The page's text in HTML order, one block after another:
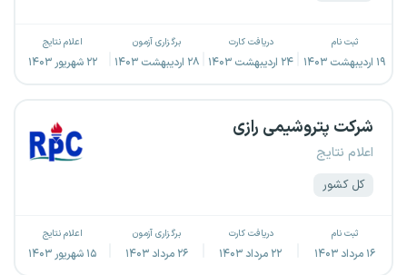
ثبت نام
۱۹ اردیبهشت ۱۴۰۳
دریافت کارت
۲۴ اردیبهشت ۱۴۰۳
برگزاری آزمون
۲۸ اردیبهشت ۱۴۰۳
اعلام نتایج
۲۲ شهریور ۱۴۰۳
شرکت پتروشیمی رازی
اعلام نتایج
کل کشور
ثبت نام
۱۶ مرداد ۱۴۰۳
دریافت کارت
۲۲ مرداد ۱۴۰۳
برگزاری آزمون
۲۶ مرداد ۱۴۰۳
اعلام نتایج
۱۵ شهریور ۱۴۰۳